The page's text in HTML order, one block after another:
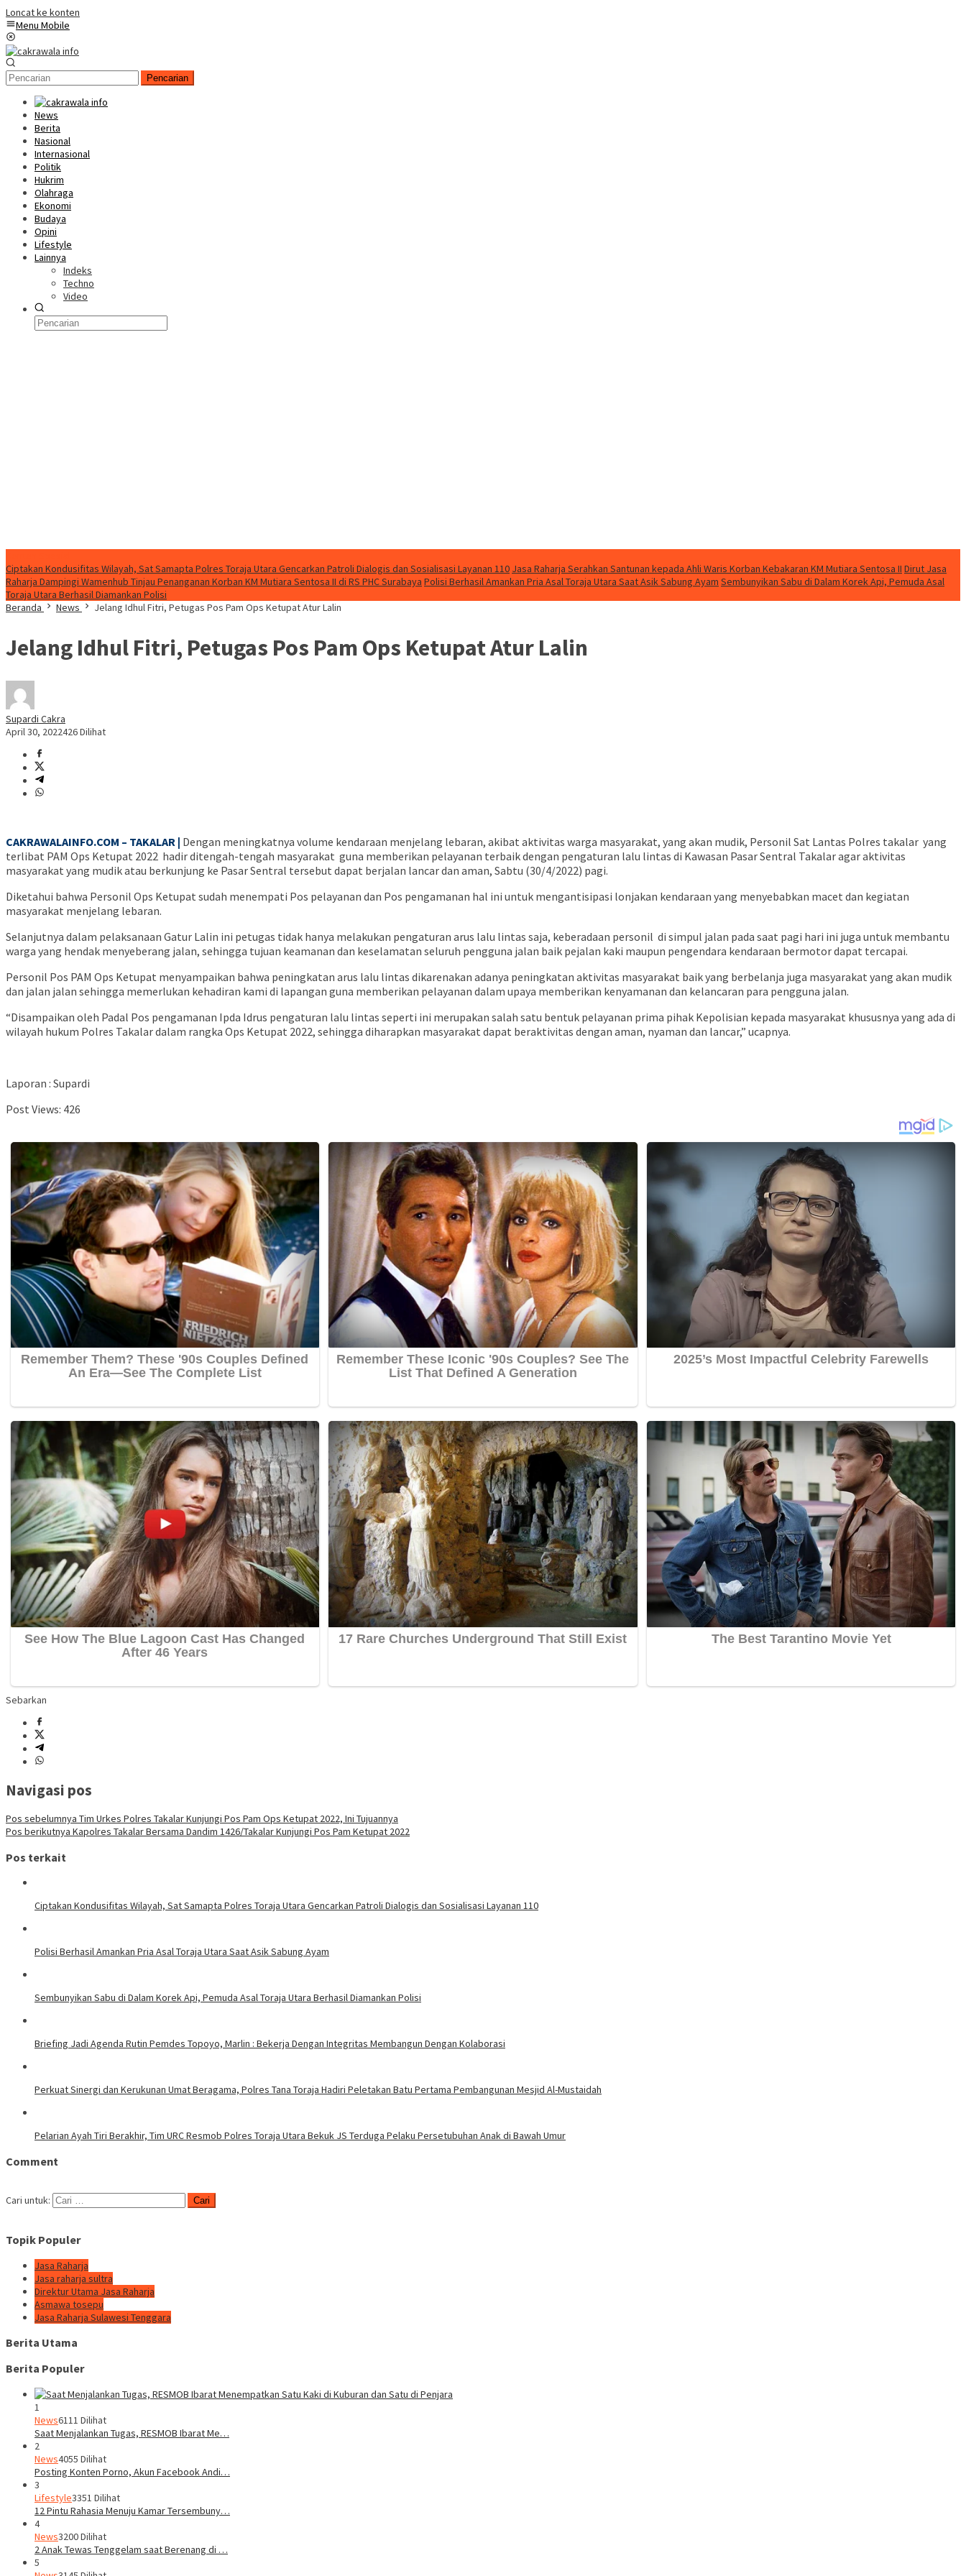
Loncat ke konten
Menu Mobile
Pencarian
News
Berita
Nasional
Internasional
Politik
Hukrim
Olahraga
Ekonomi
Budaya
Opini
Lifestyle
Lainnya
Indeks
Techno
Video
Ciptakan Kondusifitas Wilayah, Sat Samapta Polres Toraja Utara Gencarkan Patroli Dialogis dan Sosialisasi Layanan 110 Jasa Raharja Serahkan Santunan kepada Ahli Waris Korban Kebakaran KM Mutiara Sentosa II Dirut Jasa
Raharja Dampingi Wamenhub Tinjau Penanganan Korban KM Mutiara Sentosa II di RS PHC Surabaya Polisi Berhasil Amankan Pria Asal Toraja Utara Saat Asik Sabung Ayam Sembunyikan Sabu di Dalam Korek Api, Pemuda Asal
Toraja Utara Berhasil Diamankan Polisi
Beranda
News Jelang Idhul Fitri, Petugas Pos Pam Ops Ketupat Atur Lalin
Jelang Idhul Fitri, Petugas Pos Pam Ops Ketupat Atur Lalin
Supardi Cakra
April 30, 2022426 Dilihat
CAKRAWALAINFO.COM – TAKALAR | Dengan meningkatnya volume kendaraan menjelang lebaran, akibat aktivitas warga masyarakat, yang akan mudik, Personil Sat Lantas Polres takalar yang
terlibat PAM Ops Ketupat 2022 hadir ditengah-tengah masyarakat guna memberikan pelayanan terbaik dengan pengaturan lalu lintas di Kawasan Pasar Sentral Takalar agar aktivitas
masyarakat yang mudik atau berkunjung ke Pasar Sentral tersebut dapat berjalan lancar dan aman, Sabtu (30/4/2022) pagi.
Diketahui bahwa Personil Ops Ketupat sudah menempati Pos pelayanan dan Pos pengamanan hal ini untuk mengantisipasi lonjakan kendaraan yang menyebabkan macet dan kegiatan
masyarakat menjelang lebaran.
Selanjutnya dalam pelaksanaan Gatur Lalin ini petugas tidak hanya melakukan pengaturan arus lalu lintas saja, keberadaan personil di simpul jalan pada saat pagi hari ini juga untuk membantu
warga yang hendak menyeberang jalan, sehingga tujuan keamanan dan keselamatan seluruh pengguna jalan baik pejalan kaki maupun pengendara kendaraan bermotor dapat tercapai.
Personil Pos PAM Ops Ketupat menyampaikan bahwa peningkatan arus lalu lintas dikarenakan adanya peningkatan aktivitas masyarakat baik yang berbelanja juga masyarakat yang akan mudik
dan jalan jalan sehingga memerlukan kehadiran kami di lapangan guna memberikan pelayanan dalam upaya memberikan kenyamanan dan kelancaran para pengguna jalan.
“Disampaikan oleh Padal Pos pengamanan Ipda Idrus pengaturan lalu lintas seperti ini merupakan salah satu bentuk pelayanan prima pihak Kepolisian kepada masyarakat khususnya yang ada di
wilayah hukum Polres Takalar dalam rangka Ops Ketupat 2022, sehingga diharapkan masyarakat dapat beraktivitas dengan aman, nyaman dan lancar,” ucapnya.
Laporan : Supardi
Post Views: 426
Sebarkan
Navigasi pos
Pos sebelumnya Tim Urkes Polres Takalar Kunjungi Pos Pam Ops Ketupat 2022, Ini Tujuannya
Pos berikutnya Kapolres Takalar Bersama Dandim 1426/Takalar Kunjungi Pos Pam Ketupat 2022
Pos terkait
Ciptakan Kondusifitas Wilayah, Sat Samapta Polres Toraja Utara Gencarkan Patroli Dialogis dan Sosialisasi Layanan 110
Polisi Berhasil Amankan Pria Asal Toraja Utara Saat Asik Sabung Ayam
Sembunyikan Sabu di Dalam Korek Api, Pemuda Asal Toraja Utara Berhasil Diamankan Polisi
Briefing Jadi Agenda Rutin Pemdes Topoyo, Marlin : Bekerja Dengan Integritas Membangun Dengan Kolaborasi
Perkuat Sinergi dan Kerukunan Umat Beragama, Polres Tana Toraja Hadiri Peletakan Batu Pertama Pembangunan Mesjid Al-Mustaidah
Pelarian Ayah Tiri Berakhir, Tim URC Resmob Polres Toraja Utara Bekuk JS Terduga Pelaku Persetubuhan Anak di Bawah Umur
Comment
Cari untuk:
Topik Populer
Jasa Raharja
Jasa raharja sultra
Direktur Utama Jasa Raharja
Asmawa tosepu
Jasa Raharja Sulawesi Tenggara
Berita Utama
Berita Populer
1
News6111 Dilihat
Saat Menjalankan Tugas, RESMOB Ibarat Me…
2
News4055 Dilihat
Posting Konten Porno, Akun Facebook Andi…
3
Lifestyle3351 Dilihat
12 Pintu Rahasia Menuju Kamar Tersembuny…
4
News3200 Dilihat
2 Anak Tewas Tenggelam saat Berenang di …
5